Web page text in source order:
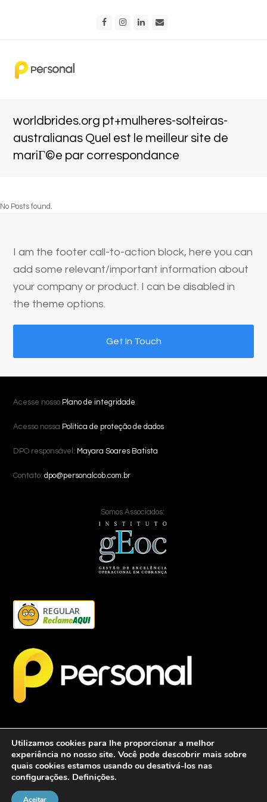
FacebookInstagram
LinkedIn
worldbrides.org pt+mulheres-solteiras-
australianas Quel est le meilleur site de
mariГ©e par correspondance
No Posts found.
I am the footer call-to-action block, here you can
add some relevant/important information about
your company or product. I can be disabled in
the theme options.
Get In Touch
Acesse nosso Plano de integridade
Acesso nossa Política de proteção de dados
DPO responsável: Mayara Soares Batista
Contato:dpo@personalcob.com.br
Somos Associados:
REGULAR
2026 - Personalcob - CNPJ: 12.837.042/0001-60- Todos direitos
Utilizamos cookies para lhe proporcionar a melhor
experiência no nosso site. Você pode descobrir mais sobre
quais cookies estamos usando ou desativá-los nas
configurações. Definições.
Aceitar